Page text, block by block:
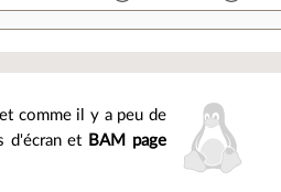
comme il y a peu de
d'écran et BAM page